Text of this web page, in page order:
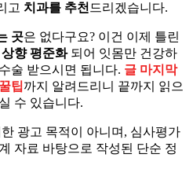
고 치과를 추천 드리겠습니다.
곳은 없다구요? 이건 이제 틀린
향 평준화 되어 잇몸만 건강하
술 받으시면 됩니다. 글 마지막
팁까지 알려드리니 끝까지 읽으
수 있습니다.
광고 목적이 아니며, 심사평가
자료 바탕으로 작성된 단순 정